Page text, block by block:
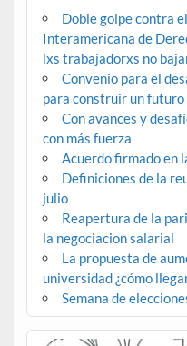
Doble golpe contra
Interamericana de
lxs trabajadorxs no
Convenio para el
para construir un futuro
Con avances y
con más fuerza
Acuerdo firmado en
Definiciones de la
julio
Reapertura de la
la negociacion salarial
La propuesta de
universidad ¿cómo
Semana de